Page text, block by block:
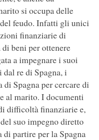
si occupa delle
feudo. Infatti gli unici
finanziarie di
beni per ottenere
a impegnare i suoi
re di Spagna, i
Spagna per cercare di
al marito. I documenti
difficoltà finanziarie e,
suo impegno diretto
di partire per la Spagna